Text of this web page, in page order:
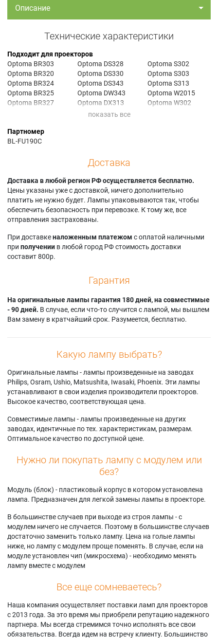
Описание
Технические характеристики
Подходит для проекторов
Optoma BR303
Optoma BR320
Optoma BR324
Optoma BR325
Optoma BR327
Optoma DAESNZGZ
Optoma DAESSGS
Optoma DAEXNZGZ
Optoma DAEXSGS
Optoma DS313
Optoma DS328
Optoma DS330
Optoma DS343
Optoma DW343
Optoma DX313
Optoma DX328
Optoma EPX313
Optoma S2010
Optoma S2015
Optoma S2105
Optoma S302
Optoma S303
Optoma S313
Optoma W2015
Optoma W302
Optoma X31
Optoma X313
Партномер
BL-FU190C
Доставка
Доставка в любой регион РФ осуществляется бесплатно.
Цены указаны уже с доставкой, ничего дополнительно
платить не нужно будет. Лампы упаковываются так, чтобы
обеспечить безопасность при перевозке. К тому же, все
отправления застрахованы.
При доставкеналоженным платежом с оплатой наличными
при получении в любой город РФ стоимость доставки
составит 800р.
Гарантия
На оригинальные лампы гарантия 180 дней, на совместимые
- 90 дней. В случае, если что-то случится с лампой, мы вышлем
Вам замену в кратчайший срок. Разумеется, бесплатно.
Какую лампу выбрать?
Оригинальные лампы - лампы произведенные на заводах
Philips, Osram, Ushio, Matsushita, Iwasaki, Phoenix. Эти лампы
устанавливают в свои изделия производители проекторов.
Высокое качество, соответствующая цена.
Совместимые лампы - лампы произведенные на других
заводах, идентичные по тех. характеристикам, размерам.
Оптимальное качество по доступной цене.
Нужно ли покупать лампу с модулем или
без?
Модуль (блок) - пластиковый корпус в котором установлена
лампа. Предназначен для легкой замены лампы в проекторе.
В большинстве случаев при выходе из строя лампы - с
модулем ничего не случается. Поэтому в большинстве случаев
достаточно заменить только лампу. Цена на голые лампы
ниже, но лампу с модулем проще поменять. В случае, если на
модуле установлен чип (микросхема) - необходимо менять
лампу вместе с модулем
Все еще сомневаетесь?
Наша компания осуществляет поставки ламп для проекторов
с 2013 года. За это время мы приобрели репутацию надежного
партнера. Мы всегда стремимся точно исполнять все свои
обязательства. Всегда идем на встречу клиенту. Большинство